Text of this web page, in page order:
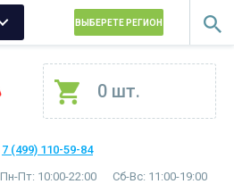
ВЫБЕРЕТЕ РЕГИОН
0 шт.
7 (499) 110-59-84
Пн-Пт: 10:00-22:00 Сб-Вс: 11:00-19:00